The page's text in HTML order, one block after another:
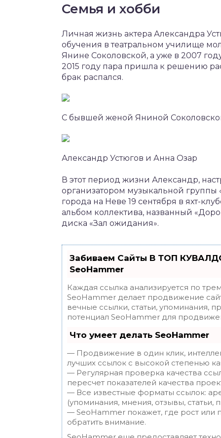
Семья и хобби
Личная жизнь актера Александра
обучения в театральном училище
Янине Соколовской, а уже в 2007
2015 году пара пришла к решению
брак распался.
С бывшей женой Яниной
Александр Устюгов и Анна Озар
В этот период жизни Александр,
организатором музыкальной группы
города на Неве 19 сентября в яхт-
альбом коллектива, названный
диска «Зал ожидания».
Забиваем Сайты В ТОП
SeoHammer
Каждая ссылка анализируется по
SeoHammer делает продвижение
вечные ссылки, статьи, упоминания,
потенциал SeoHammer для
Что умеет делать SeoHammer
— Продвижение в один клик,
лучших ссылок с высокой степенью
— Регулярная проверка качества
пересчет показателей качества
— Все известные форматы ссылок:
(упоминания, мнения, отзывы, статьи,
— SeoHammer покажет, где рост или
обратить внимание.